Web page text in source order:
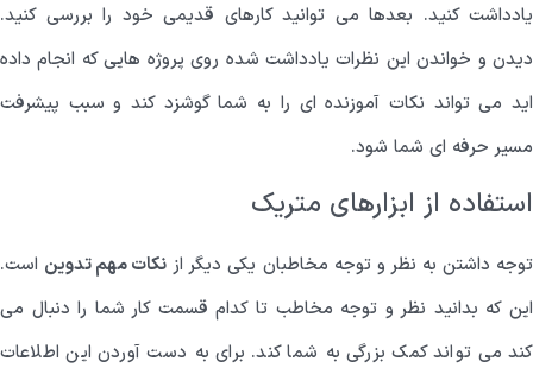
یادداشت کنید. بعدها می توانید کارهای قدیمی خود را بررسی کنید.
دیدن و خواندن این نظرات یادداشت شده روی پروژه هایی که انجام داده
اید می تواند نکات آموزنده ای را به شما گوشزد کند و سبب پیشرفت
مسیر حرفه ای شما شود.
استفاده از ابزارهای متریک
توجه داشتن به نظر و توجه مخاطبان یکی دیگر از نکات مهم تدوین است.
این که بدانید نظر و توجه مخاطب تا کدام قسمت کار شما را دنبال می
کند می تواند کمک بزرگی به شما کند. برای به دست آوردن این اطلاعات